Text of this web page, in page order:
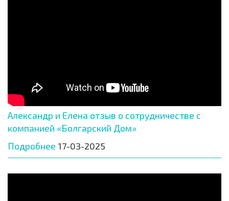
Александр и Елена отзыв о сотрудничестве с
компанией «Болгарский Дом»
Подробнее 17-03-2025